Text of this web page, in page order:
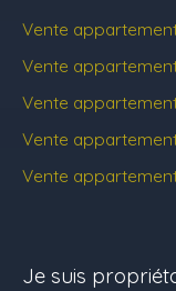
Vente
Vente
Vente
Vente
Vente
Je suis